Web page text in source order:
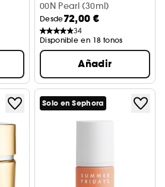
00N Pearl (30ml)
Desde72,00 €
34
Disponible en 18 tonos
Añadir
Solo en Sephora